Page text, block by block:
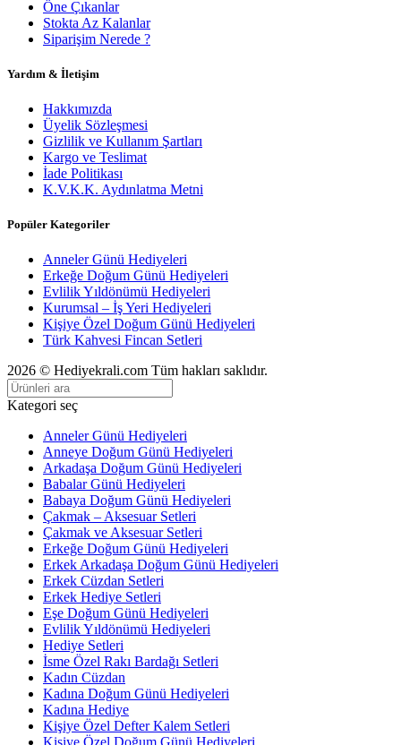
Öne Çıkanlar
Stokta Az Kalanlar
Siparişim Nerede ?
Yardım & İletişim
Hakkımızda
Üyelik Sözleşmesi
Gizlilik ve Kullanım Şartları
Kargo ve Teslimat
İade Politikası
K.V.K.K. Aydınlatma Metni
Popüler Kategoriler
Anneler Günü Hediyeleri
Erkeğe Doğum Günü Hediyeleri
Evlilik Yıldönümü Hediyeleri
Kurumsal – İş Yeri Hediyeleri
Kişiye Özel Doğum Günü Hediyeleri
Türk Kahvesi Fincan Setleri
2026 © Hediyekrali.com Tüm hakları saklıdır.
Kategori seç
Anneler Günü Hediyeleri
Anneye Doğum Günü Hediyeleri
Arkadaşa Doğum Günü Hediyeleri
Babalar Günü Hediyeleri
Babaya Doğum Günü Hediyeleri
Çakmak – Aksesuar Setleri
Çakmak ve Aksesuar Setleri
Erkeğe Doğum Günü Hediyeleri
Erkek Arkadaşa Doğum Günü Hediyeleri
Erkek Cüzdan Setleri
Erkek Hediye Setleri
Eşe Doğum Günü Hediyeleri
Evlilik Yıldönümü Hediyeleri
Hediye Setleri
İsme Özel Rakı Bardağı Setleri
Kadın Cüzdan
Kadına Doğum Günü Hediyeleri
Kadına Hediye
Kişiye Özel Defter Kalem Setleri